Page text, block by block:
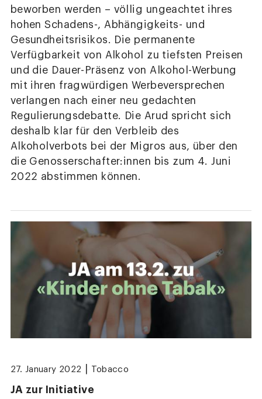
beworben werden – völlig ungeachtet ihres
hohen Schadens-, Abhängigkeits- und
Gesundheitsrisikos. Die permanente
Verfügbarkeit von Alkohol zu tiefsten Preisen
und die Dauer-Präsenz von Alkohol-Werbung
mit ihren fragwürdigen Werbeversprechen
verlangen nach einer neu gedachten
Regulierungsdebatte. Die Arud spricht sich
deshalb klar für den Verbleib des
Alkoholverbots bei der Migros aus, über den
die Genosserschafter:innen bis zum 4. Juni
2022 abstimmen können.
27. January 2022 Tobacco
JA zur Initiative